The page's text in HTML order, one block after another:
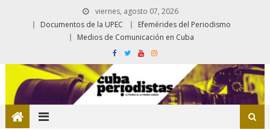
viernes, agosto 07, 2026
Documentos de la UPEC
Efemérides del Periodismo
Medios de Comunicación en Cuba